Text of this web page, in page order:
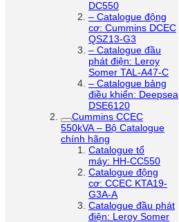
DC550
– Catalogue động
cơ: Cummins DCEC
QSZ13-G3
– Catalogue đầu
phát điện: Leroy
Somer TAL-A47-C
– Catalogue bảng
điều khiển: Deepsea
DSE6120
Cummins CCEC
550kVA – Bộ Catalogue
chính hãng
Catalogue tổ
máy: HH-CC550
Catalogue động
cơ: CCEC KTA19-
G3A-A
Catalogue đầu phát
điện: Leroy Somer